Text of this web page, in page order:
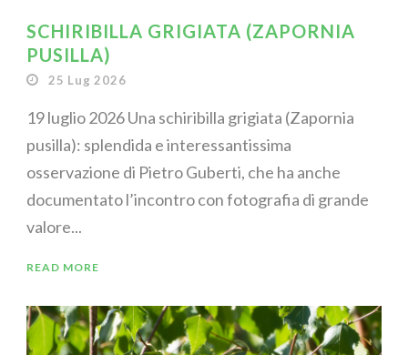
SCHIRIBILLA GRIGIATA (ZAPORNIA
PUSILLA)
25 Lug 2026
19 luglio 2026 Una schiribilla grigiata (Zapornia
pusilla): splendida e interessantissima
osservazione di Pietro Guberti, che ha anche
documentato l’incontro con fotografia di grande
valore...
READ MORE